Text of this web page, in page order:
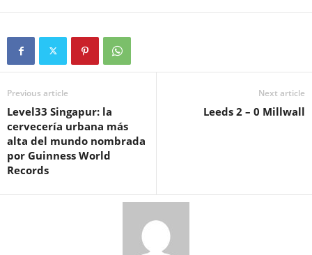
Previous article
Level33 Singapur: la
cervecería urbana más
alta del mundo nombrada
por Guinness World
Records
Next article
Leeds 2 – 0 Millwall